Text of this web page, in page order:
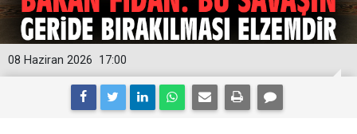
17:00
08 Haziran 2026